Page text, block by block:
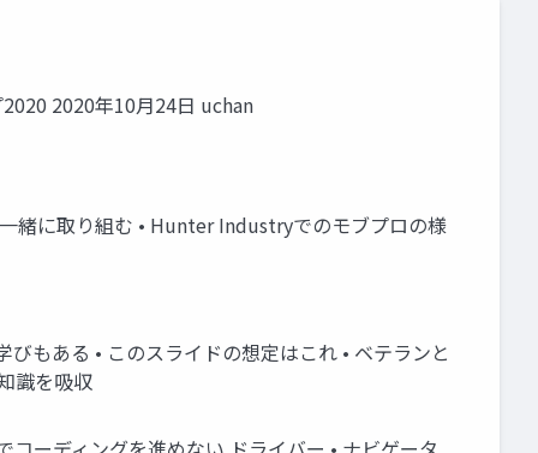
2020年10月24日 uchan
緒に取り組む • Hunter Industryでのモブプロの様
もある • このスライドの想定はこれ • ベテランと
識を吸収